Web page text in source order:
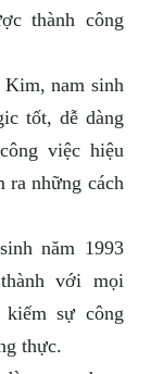
thành công
nam sinh
tốt, dễ dàng
việc hiệu
ra những cách
năm 1993
với mọi
sự công
thực.